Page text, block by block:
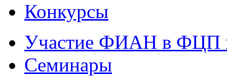
Конкурсы
Участие ФИАН в ФЦП
Семинары